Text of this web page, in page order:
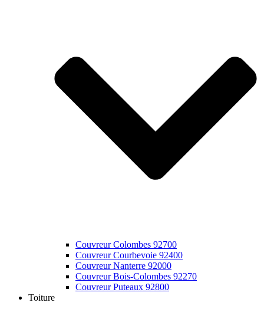
Couvreur Colombes 92700
Couvreur Courbevoie 92400
Couvreur Nanterre 92000
Couvreur Bois-Colombes 92270
Couvreur Puteaux 92800
Toiture